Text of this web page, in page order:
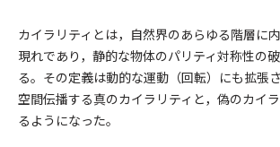
カイラリティとは，自然界のあらゆる階層に
現れであり，静的な物体のパリティ対称性の
る。その定義は動的な運動（回転）にも拡張
空間伝播する真のカイラリティと，偽のカイ
るようになった。